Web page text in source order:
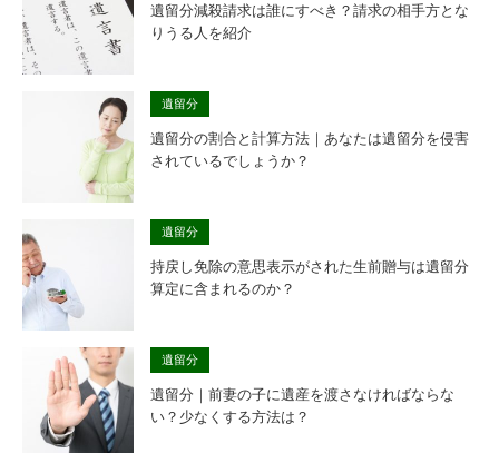
遺留分減殺請求は誰にすべき？請求の相手方とな
りうる人を紹介
遺留分
遺留分の割合と計算方法｜あなたは遺留分を侵害
されているでしょうか？
遺留分
持戻し免除の意思表示がされた生前贈与は遺留分
算定に含まれるのか？
遺留分
遺留分｜前妻の子に遺産を渡さなければならな
い？少なくする方法は？